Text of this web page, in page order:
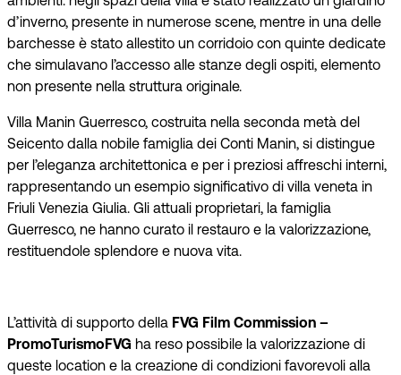
d’inverno, presente in numerose scene, mentre in una delle
barchesse è stato allestito un corridoio con quinte dedicate
che simulavano l’accesso alle stanze degli ospiti, elemento
non presente nella struttura originale.
Villa Manin Guerresco, costruita nella seconda metà del
Seicento dalla nobile famiglia dei Conti Manin, si distingue
per l’eleganza architettonica e per i preziosi affreschi interni,
rappresentando un esempio significativo di villa veneta in
Friuli Venezia Giulia. Gli attuali proprietari, la famiglia
Guerresco, ne hanno curato il restauro e la valorizzazione,
restituendole splendore e nuova vita.
L’attività di supporto della FVG Film Commission –
PromoTurismoFVG ha reso possibile la valorizzazione di
queste location e la creazione di condizioni favorevoli alla